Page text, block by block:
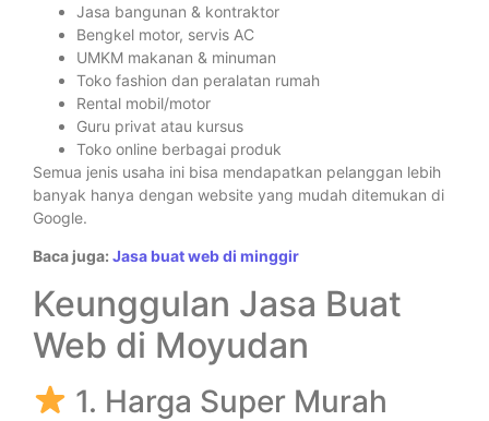
Jasa bangunan & kontraktor
Bengkel motor, servis AC
UMKM makanan & minuman
Toko fashion dan peralatan rumah
Rental mobil/motor
Guru privat atau kursus
Toko online berbagai produk
Semua jenis usaha ini bisa mendapatkan pelanggan lebih
banyak hanya dengan website yang mudah ditemukan di
Google.
Baca juga: Jasa buat web di minggir
Keunggulan Jasa Buat
Web di Moyudan
1. Harga Super Murah